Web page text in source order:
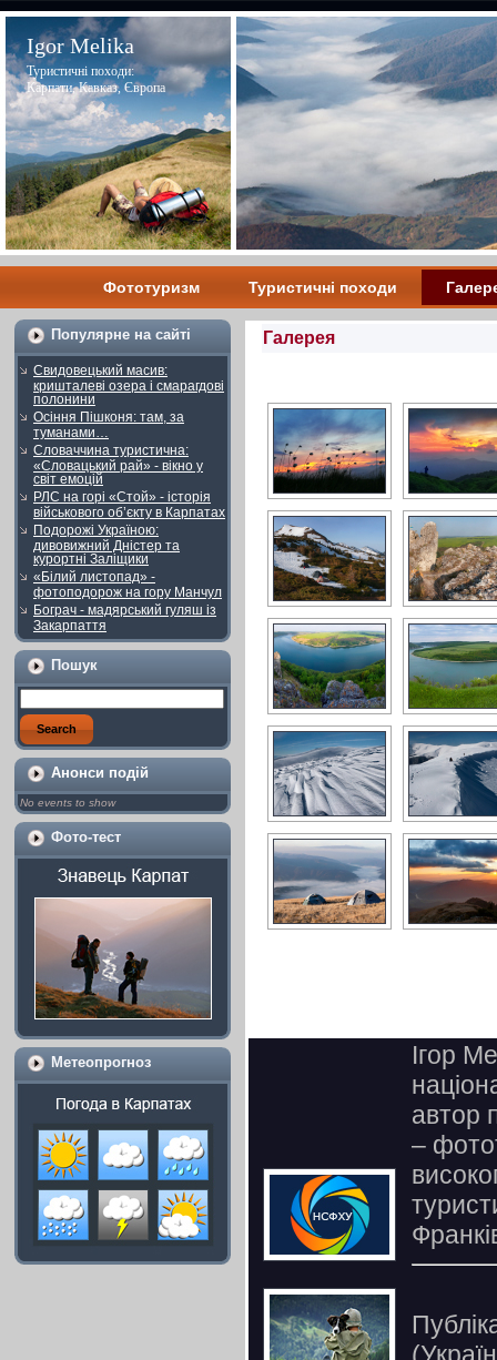
Igor Melika
Туристичні походи:
Карпати, Кавказ, Європа
Фототуризм Туристичні походи
Популярне на сайті
Свидовецький масив:
кришталеві озера і смарагдові
полонини
Осіння Пішконя: там, за
туманами…
Словаччина туристична:
«Словацький рай» - вікно у
світ емоцій
РЛС на горі «Стой» - історія
військового об’єкту в Карпатах
Подорожі Україною:
дивовижний Дністер та
курортні Заліщики
«Білий листопад» -
фотоподорож на гору Манчул
Бограч - мадярський гуляш із
Закарпаття
Пошук
Анонси подій
No events to show
Фото-тест
Метеопрогноз
Галерея
Ігор
автор
–